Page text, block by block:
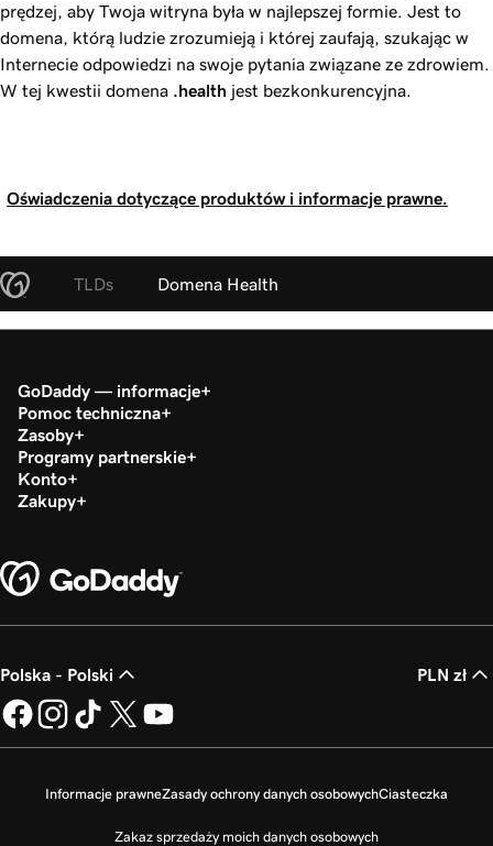
prędzej, aby Twoja witryna była w najlepszej formie. Jest to
domena, którą ludzie zrozumieją i której zaufają, szukając w
Internecie odpowiedzi na swoje pytania związane ze zdrowiem.
W tej kwestii domena .health jest bezkonkurencyjna.
Oświadczenia dotyczące produktów i informacje prawne.
TLDs Domena Health
GoDaddy — informacje
Pomoc techniczna
Zasoby
Programy partnerskie
Konto
Zakupy
Polska - Polski PLN zł
Informacje prawneZasady ochrony danych osobowychCiasteczka
Zakaz sprzedaży moich danych osobowych